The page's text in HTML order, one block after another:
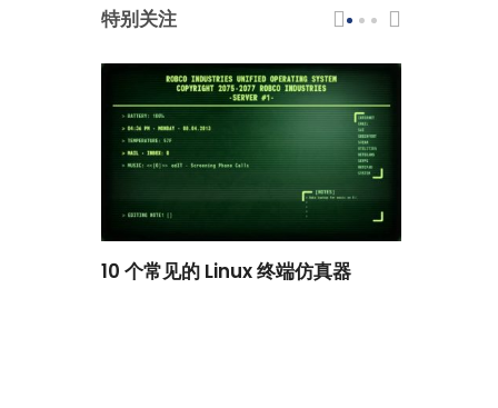
特别关注
10 个常见的 Linux 终端仿真器